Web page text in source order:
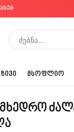
ᲛᲡᲝᲤᲚᲘᲝ